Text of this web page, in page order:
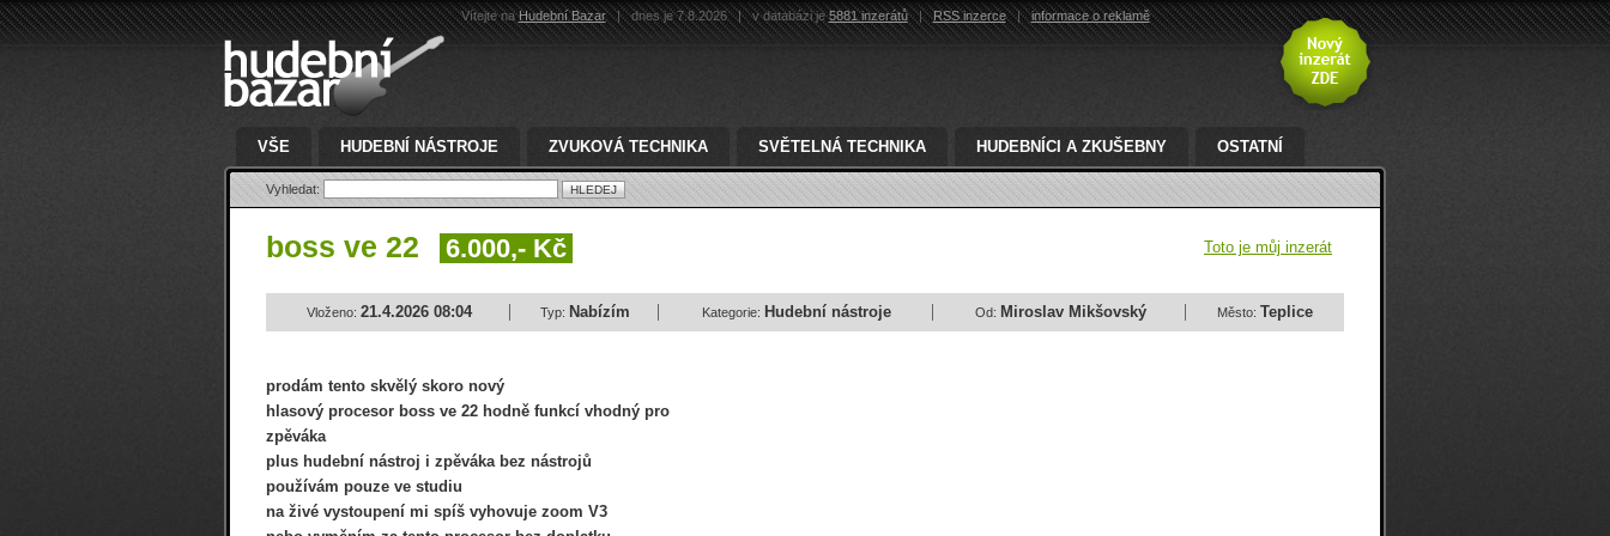
Vítejte naHudební Bazar | dnes je 7.8.2026 | v databázi je5881 inzerátů | RSS inzerce | informace o reklamě
VŠE HUDEBNÍ NÁSTROJE ZVUKOVÁ TECHNIKA SVĚTELNÁ TECHNIKA HUDEBNÍCI A ZKUŠEBNY OSTATNÍ
Vyhledat:
boss ve 22 6.000,- Kč Toto je můj inzerát
Vloženo: 21.4.2026 08:04 Typ: Nabízím Kategorie: Hudební nástroje Od: Miroslav Mikšovský Město: Teplice
prodám tento skvělý skoro nový
hlasový procesor boss ve 22 hodně funkcí vhodný pro
zpěváka
plus hudební nástroj i zpěváka bez nástrojů
používám pouze ve studiu
na živé vystoupení mi spíš vyhovuje zoom V3